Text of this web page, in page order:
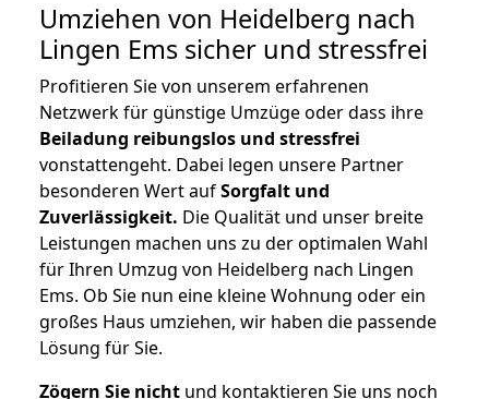
Umziehen von Heidelberg nach
Lingen Ems sicher und stressfrei
Profitieren Sie von unserem erfahrenen
Netzwerk für günstige Umzüge oder dass ihre
Beiladung reibungslos und stressfrei
vonstattengeht. Dabei legen unsere Partner
besonderen Wert aufSorgfalt und
Zuverlässigkeit. Die Qualität und unser breite
Leistungen machen uns zu der optimalen Wahl
für Ihren Umzug von Heidelberg nach Lingen
Ems. Ob Sie nun eine kleine Wohnung oder ein
großes Haus umziehen, wir haben die passende
Lösung für Sie.
Zögern Sie nicht und kontaktieren Sie uns noch